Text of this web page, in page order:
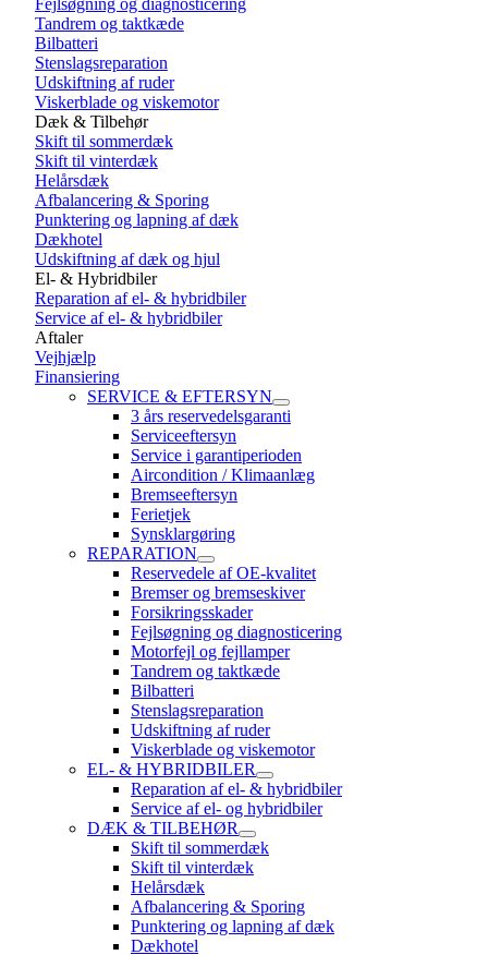
Fejlsøgning og diagnosticering
Tandrem og taktkæde
Bilbatteri
Stenslagsreparation
Udskiftning af ruder
Viskerblade og viskemotor
Dæk & Tilbehør
Skift til sommerdæk
Skift til vinterdæk
Helårsdæk
Afbalancering & Sporing
Punktering og lapning af dæk
Dækhotel
Udskiftning af dæk og hjul
El- & Hybridbiler
Reparation af el- & hybridbiler
Service af el- & hybridbiler
Aftaler
Vejhjælp
Finansiering
SERVICE & EFTERSYN
3 års reservedelsgaranti
Serviceeftersyn
Service i garantiperioden
Aircondition / Klimaanlæg
Bremseeftersyn
Ferietjek
Synsklargøring
REPARATION
Reservedele af OE-kvalitet
Bremser og bremseskiver
Forsikringsskader
Fejlsøgning og diagnosticering
Motorfejl og fejllamper
Tandrem og taktkæde
Bilbatteri
Stenslagsreparation
Udskiftning af ruder
Viskerblade og viskemotor
EL- & HYBRIDBILER
Reparation af el- & hybridbiler
Service af el- og hybridbiler
DÆK & TILBEHØR
Skift til sommerdæk
Skift til vinterdæk
Helårsdæk
Afbalancering & Sporing
Punktering og lapning af dæk
Dækhotel